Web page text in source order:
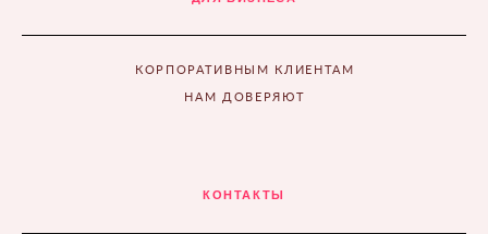
КОРПОРАТИВНЫМ КЛИЕНТАМ
НАМ ДОВЕРЯЮТ
КОНТАКТЫ